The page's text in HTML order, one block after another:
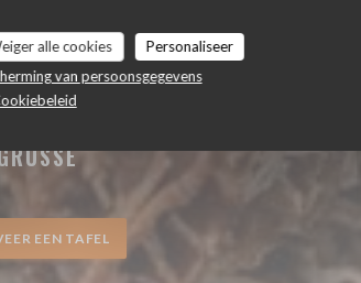
alle cookies
Personaliseer
van persoonsgegevens
EEN TAFEL